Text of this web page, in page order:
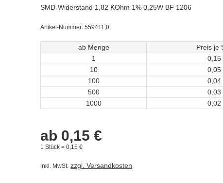
SMD-Widerstand 1,82 KOhm 1% 0,25W BF 1206
Artikel-Nummer: 559411;0
ab Menge
Preis je
1
0, 15
10
0, 05
100
0, 04
500
0, 03
1000
0, 02
ab 0,15 €
1 Stück = 0, 15 €
inkl. MwSt. zzgl. Versandkosten